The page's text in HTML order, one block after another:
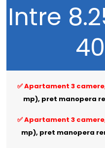
Intre
✅ Apartament 3
mp), pret manopera
✅ Apartament 3
mp), pret manopera